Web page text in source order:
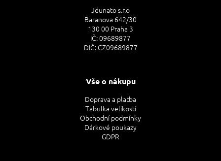
Jdunato s.r.o
Baranova 642/30
130 00 Praha 3
IČ: 09689877
DIČ: CZ09689877
Vše o nákupu
Doprava a platba
Tabulka velikostí
Obchodní podmínky
Dárkové poukazy
GDPR